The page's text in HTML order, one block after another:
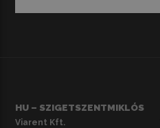
HU – SZIGETSZENTMIKLÓS
Viarent Kft.